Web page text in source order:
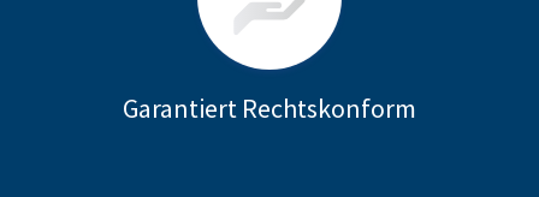
Garantiert Rechtskonform